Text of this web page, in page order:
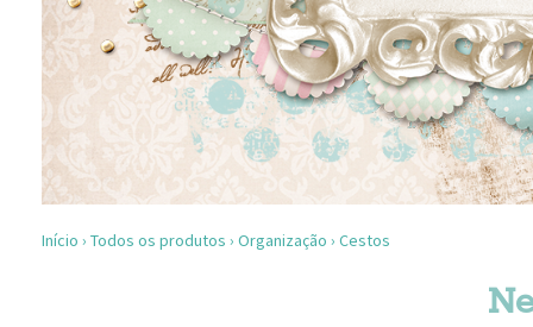
Início › Todos os produtos › Organização › Cestos